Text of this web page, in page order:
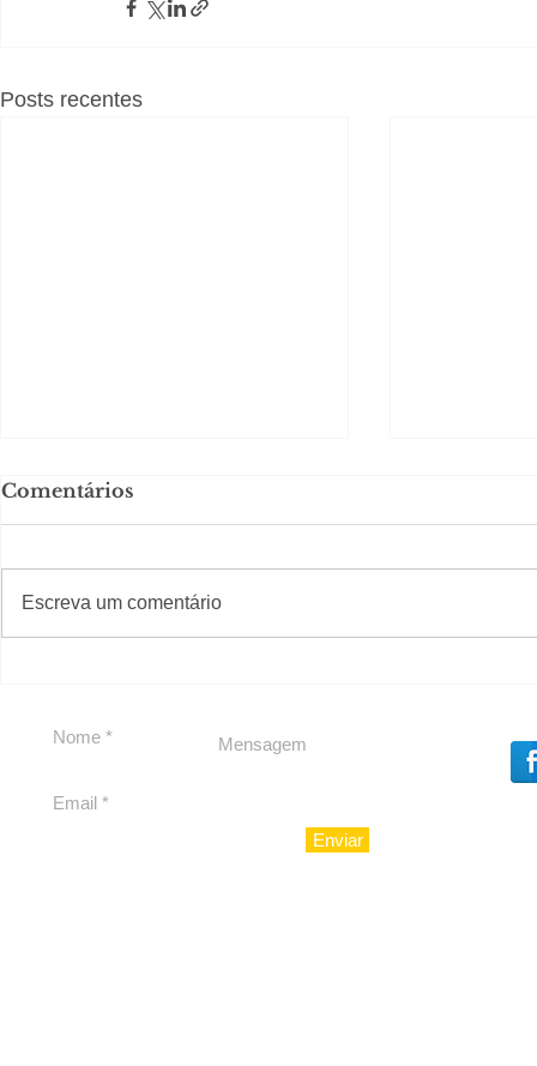
Posts recentes
para São Paulo
Comentários
Escreva um comentário
#Sugestões
Enviar